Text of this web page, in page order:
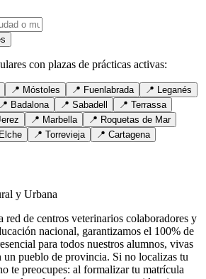
con plazas de prácticas activas:
📍 Móstoles 📍 Fuenlabrada 📍 Leganés
📍 Badalona 📍 Sabadell 📍 Terrassa
📍 Marbella 📍 Roquetas de Mar
Elche 📍 Torrevieja 📍 Cartagena
y Urbana
red de centros veterinarios colaboradores y
nacional, garantizamos el 100% de
para todos nuestros alumnos, vivas
un pueblo de provincia. Si no localizas tu
te preocupes: al formalizar tu matrícula